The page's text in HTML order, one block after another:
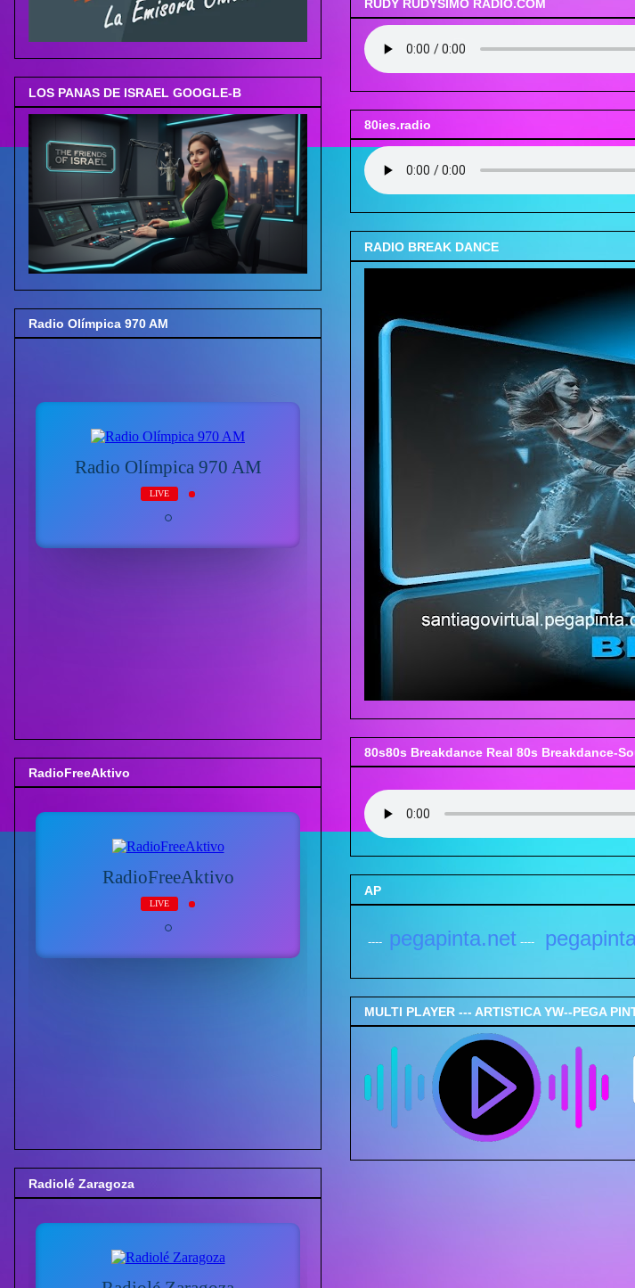
RUDY RUDYSIMO RADIO.COM
80ies.radio
RADIO BREAK DANCE
80s80s Breakdance Real 80s Breakdance-
AP
---- pegapinta.net ----
MULTI PLAYER --- ARTISTICA YW--PEGA
LOS PANAS DE ISRAEL GOOGLE-B
Radio Olímpica 970 AM
RadioFreeAktivo
Radiolé Zaragoza